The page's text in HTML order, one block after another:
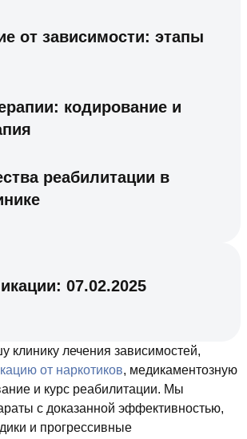
от зависимости: этапы
кодирование и
реабилитации в
07.02.2025
клинику лечения зависимостей,
от наркотиков, медикаментозную
и курс реабилитации. Мы
с доказанной эффективностью,
и прогрессивные